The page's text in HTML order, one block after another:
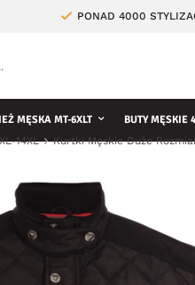
PONAD 4000
MĘSKA MT-6XLT BUTY MĘSKIE
14XL Kurtki Męskie Duże